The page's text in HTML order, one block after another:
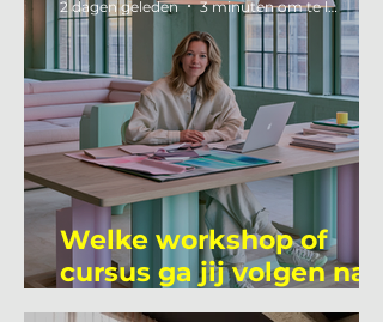
Welke workshop of
cursus ga jij volgen na
je vakantie?
2 dagen geleden 3 minuten om te lezen